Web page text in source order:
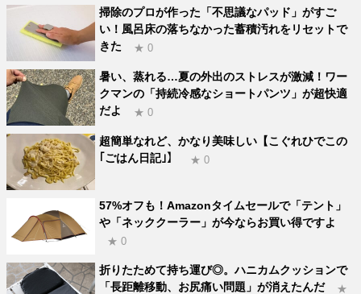
掃除のプロが作った「不思議なパッド」がすご
い！風呂床の落ちなかった蓄積汚れをリセットで
きた
★ 0
暑い、蒸れる…夏の外出のストレスが激減！ワー
クマンの「持続冷感なショートパンツ」が超快適
だよ
★ 0
超簡単なれど、かなり美味しい【こぐれひでこの
｢ごはん日記｣】
★ 0
57%オフも！Amazonタイムセールで「テント」
や「ネッククーラー」が今ならお買い得ですよ
★ 0
折りたためて持ち運び◎。ハニカムクッションで
「長距離移動、お尻痛い問題」が消えたんだ
★